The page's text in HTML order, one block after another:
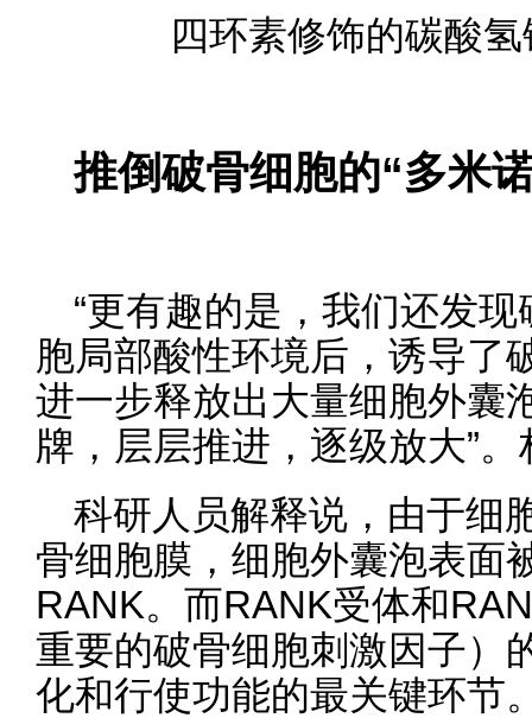
四环素修饰的碳酸
推倒破骨细胞的“多米
“更有趣的是，我们还发
胞局部酸性环境后，诱导了
进一步释放出大量细胞外囊
牌，层层推进，逐级放大”
科研人员解释说，由于细
骨细胞膜，细胞外囊泡表
RANK。而RANK受体和
重要的破骨细胞刺激因子）
化和行使功能的最关键环节